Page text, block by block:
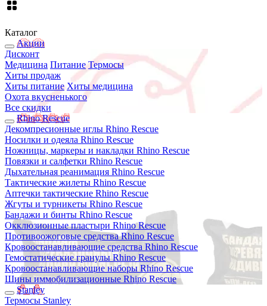
Каталог
Акции
Дисконт
Медицина Питание Термосы
Хиты продаж
Хиты питание Хиты медицина
Охота вкусненького
Все скидки
Rhino Rescue
Декомпресионные иглы Rhino Rescue
Носилки и одеяла Rhino Rescue
Ножницы, маркеры и накладки Rhino Rescue
Повязки и салфетки Rhino Rescue
Дыхательная реанимация Rhino Rescue
Тактические жилеты Rhino Rescue
Аптечки тактические Rhino Rescue
Жгуты и турникеты Rhino Rescue
Бандажи и бинты Rhino Rescue
Окклюзионные пластыри Rhino Rescue
Противоожоговые средства Rhino Rescue
Кровоостанавливающие средства Rhino Rescue
Гемостатические гранулы Rhino Rescue
Кровоостанавливающие наборы Rhino Rescue
Шины иммобилизационные Rhino Rescue
Stanley
Термосы Stanley